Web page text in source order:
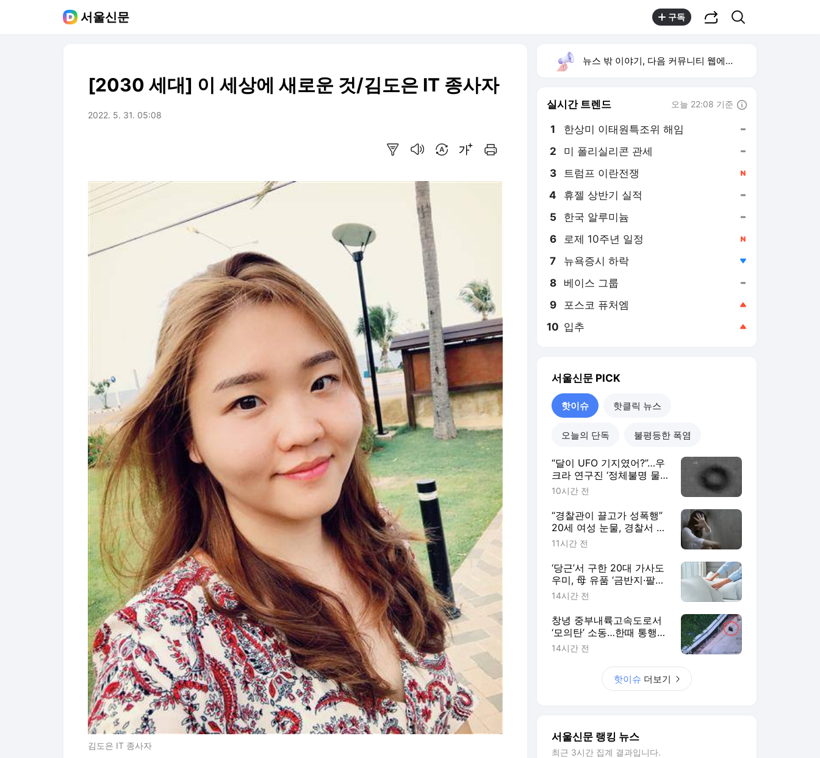
서울신문 구독
[2030 세대] 이 세상에 새로운 것/김도은 IT 종사자
2022. 5. 31. 05:08
김도은 IT 종사자
뉴스 밖 이야기, 다음 커뮤니티 웹에서 보기
실시간 트렌드 오늘 22:08 기준
1 한상미 이태원특조위 해임
2 미 폴리실리콘 관세
3 트럼프 이란전쟁
4 휴젤 상반기 실적
5 한국 알루미늄
6 로제 10주년 일정
7 뉴욕증시 하락
8 베이스 그룹
9 포스코 퓨처엠
10 입추
서울신문 PICK
핫이슈 핫클릭 뉴스
오늘의 단독 불평등한 폭염
“달이 UFO 기지였어?”…우
크라 연구진 ‘정체불명 물
체 20여개’ 발견, 뭐길래
10시간 전
“경찰관이 끌고가 성폭행”
20세 여성 눈물, 경찰서 직
원 78명 전원 직무정지…
드픽]
11시간 전
‘당근’서 구한 20대 가사도
우미, 母 유품 ‘금반지·팔찌’
훔쳐 녹였다 [이슈픽]
14시간 전
창녕 중부내륙고속도로서
‘모의탄’ 소동…한때 통행
통제·차량 정체
14시간 전
핫이슈 더보기
서울신문 랭킹 뉴스
최근 3시간 집계 결과입니다.